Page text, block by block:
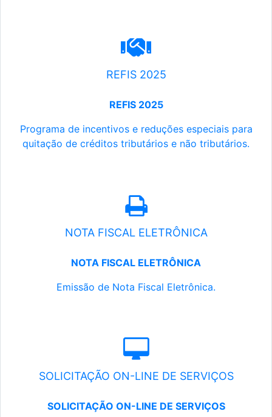
REFIS 2025
REFIS 2025
Programa de incentivos e reduções especiais para
quitação de créditos tributários e não tributários.
NOTA FISCAL ELETRÔNICA
NOTA FISCAL ELETRÔNICA
Emissão de Nota Fiscal Eletrônica.
SOLICITAÇÃO ON-LINE DE SERVIÇOS
SOLICITAÇÃO ON-LINE DE SERVIÇOS